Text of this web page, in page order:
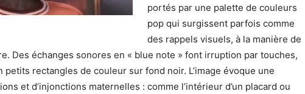
portés par une palette de couleurs
pop qui surgissent parfois comme
des rappels visuels, à la manière de
Des échanges sonores en « blue note » font irruption par touches,
rectangles de couleur sur fond noir. L’image évoque une
et d’injonctions maternelles : comme l’intérieur d’un placard ou